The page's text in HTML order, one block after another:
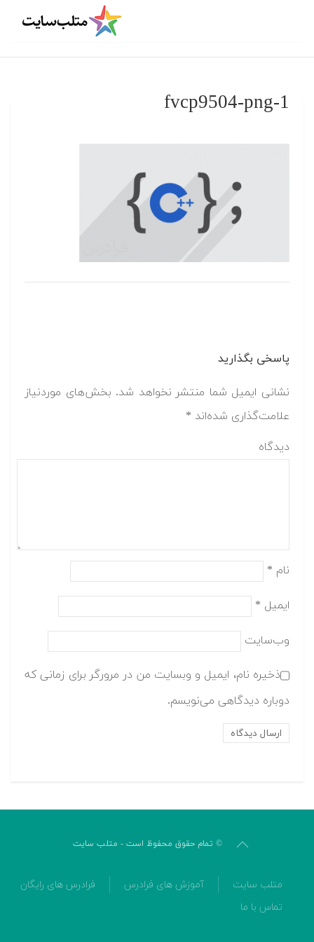
fvcp9504-png-1
پاسخی بگذارید
نشانی ایمیل شما منتشر نخواهد شد. بخش‌های موردنیاز
علامت‌گذاری شده‌اند *
دیدگاه
نام *
ایمیل *
وب‌سایت
ذخیره نام، ایمیل و وبسایت من در مرورگر برای زمانی که
دوباره دیدگاهی می‌نویسم.
© تمام حقوق محفوظ است - متلب سایت
متلب سایت آموزش های فرادرس
فرادرس های رایگان
تماس با ما